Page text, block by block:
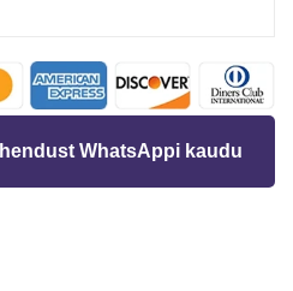
WhatsAppi kaudu